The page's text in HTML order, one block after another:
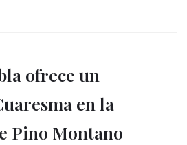
ofrece un
en la
Pino Montano